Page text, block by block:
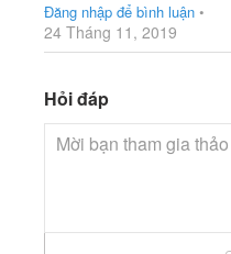
Đăng nhập để bình luận •
24 Tháng 11, 2019
Hỏi đáp